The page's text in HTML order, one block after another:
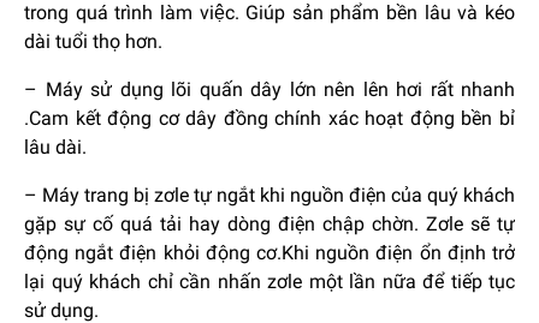
trong quá trình làm việc. Giúp sản phẩm bền lâu và kéo
dài tuổi thọ hơn.
– Máy sử dụng lõi quấn dây lớn nên lên hơi rất nhanh
.Cam kết động cơ dây đồng chính xác hoạt động bền bỉ
lâu dài.
– Máy trang bị zơle tự ngắt khi nguồn điện của quý khách
gặp sự cố quá tải hay dòng điện chập chờn. Zơle sẽ tự
động ngắt điện khỏi động cơ.Khi nguồn điện ổn định trở
lại quý khách chỉ cần nhấn zơle một lần nữa để tiếp tục
sử dụng.